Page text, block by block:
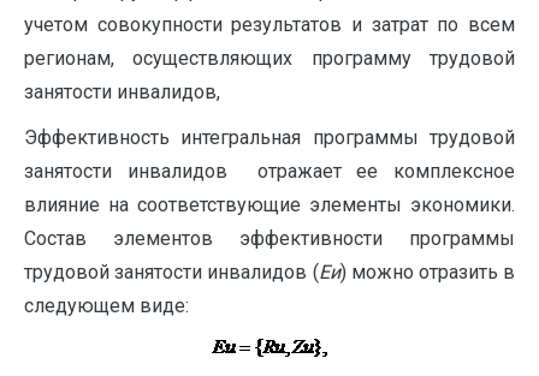
учетом совокупности результатов и затрат по всем
регионам, осуществляющих программу трудовой
занятости инвалидов,
Эффективность интегральная программы трудовой
занятости инвалидов отражает ее комплексное
влияние на соответствующие элементы экономики.
Состав элементов эффективности программы
трудовой занятости инвалидов (Еи) можно отразить в
следующем виде: